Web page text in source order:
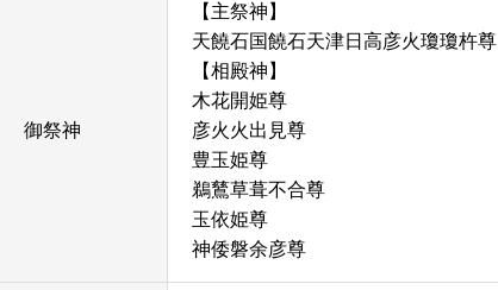
御祭神
【主祭神】
天饒石国饒石天津日高彦火瓊瓊杵尊
【相殿神】
木花開姫尊
彦火火出見尊
豊玉姫尊
鵜鶿草葺不合尊
玉依姫尊
神倭磐余彦尊